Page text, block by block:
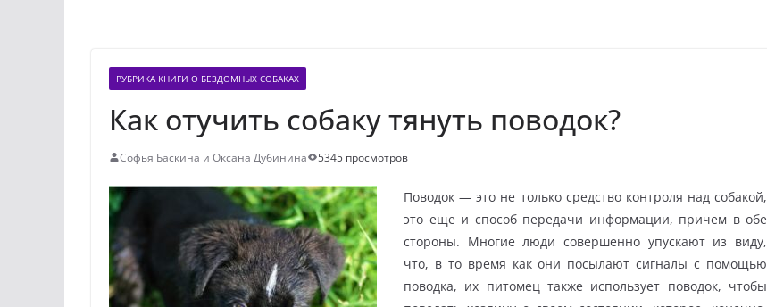
РУБРИКА КНИГИ О БЕЗДОМНЫХ СОБАКАХ
Как отучить собаку тянуть поводок?
Софья Баскина и Оксана Дубинина 5345 просмотров
Поводок — это не только средство контроля над собакой,
это еще и способ передачи информации, причем в обе
стороны. Многие люди совершенно упускают из виду,
что, в то время как они посылают сигналы с помощью
поводка, их питомец также использует поводок, чтобы